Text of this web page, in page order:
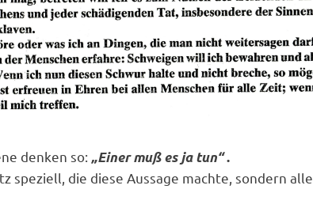
denken so: „Einer muß es ja tun“.
speziell, die diese Aussage machte, sondern alle